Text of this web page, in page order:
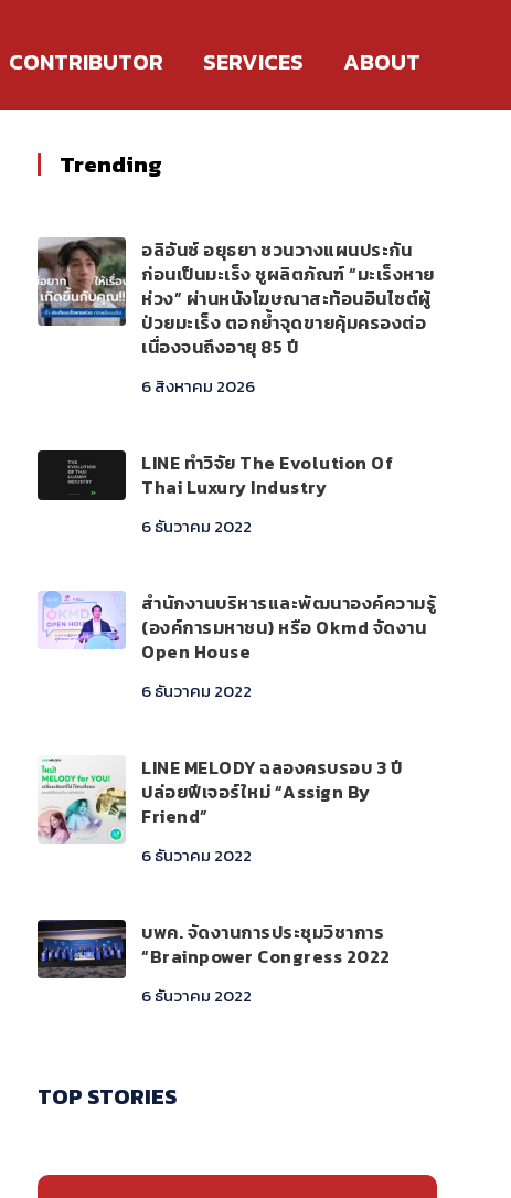
CONTRIBUTOR SERVICES ABOUT
Trending
อลิอันซ์ อยุธยา ชวนวางแผนประกัน
ก่อนเป็นมะเร็ง ชูผลิตภัณฑ์ “มะเร็งหาย
ห่วง” ผ่านหนังโฆษณาสะท้อนอินไซต์ผู้
ป่วยมะเร็ง ตอกย้ำจุดขายคุ้มครองต่อ
เนื่องจนถึงอายุ 85 ปี
6 สิงหาคม 2026
LINE ทำวิจัย The Evolution Of
Thai Luxury Industry
6 ธันวาคม 2022
สำนักงานบริหารและพัฒนาองค์ความรู้
(องค์การมหาชน) หรือ Okmd จัดงาน
Open House
6 ธันวาคม 2022
LINE MELODY ฉลองครบรอบ 3 ปี
ปล่อยฟีเจอร์ใหม่ “Assign By
Friend”
6 ธันวาคม 2022
บพค. จัดงานการประชุมวิชาการ
“Brainpower Congress 2022
6 ธันวาคม 2022
TOP STORIES